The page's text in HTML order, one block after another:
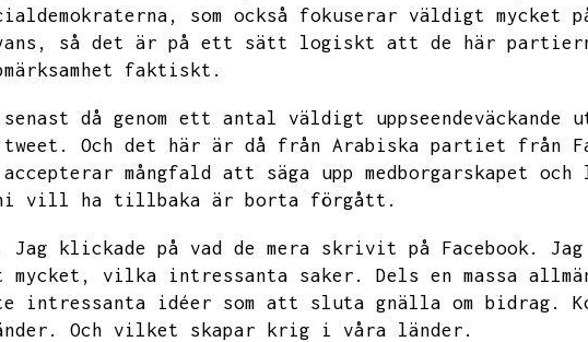
som också fokuserar väldigt mycket
så det är på ett sätt logiskt att de här
faktiskt.
senast då genom ett antal väldigt uppseendeväckande
Och det här är då från Arabiska partiet från
mångfald att säga upp medborgarskapet och
ni vill ha tillbaka är borta förgått.
Jag klickade på vad de mera skrivit på Facebook.
mycket, vilka intressanta saker.
Dels en massa
intressanta idéer som att sluta gnälla om bidrag.
Och vilket skapar krig i våra länder.